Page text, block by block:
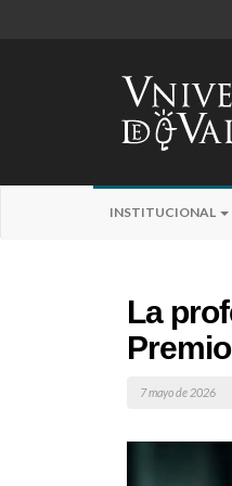
INSTITUCIONAL
La
7 mayo de 2026